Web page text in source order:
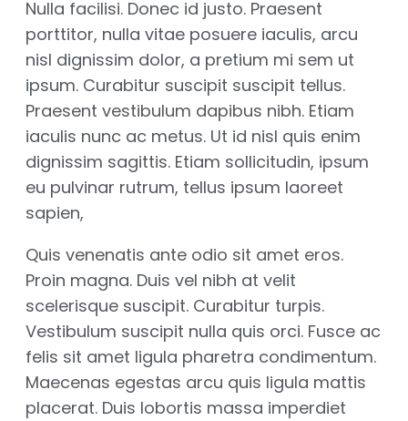
Nulla facilisi. Donec id justo. Praesent
porttitor, nulla vitae posuere iaculis, arcu
nisl dignissim dolor, a pretium mi sem ut
ipsum. Curabitur suscipit suscipit tellus.
Praesent vestibulum dapibus nibh. Etiam
iaculis nunc ac metus. Ut id nisl quis enim
dignissim sagittis. Etiam sollicitudin, ipsum
eu pulvinar rutrum, tellus ipsum laoreet
sapien,
Quis venenatis ante odio sit amet eros.
Proin magna. Duis vel nibh at velit
scelerisque suscipit. Curabitur turpis.
Vestibulum suscipit nulla quis orci. Fusce ac
felis sit amet ligula pharetra condimentum.
Maecenas egestas arcu quis ligula mattis
placerat. Duis lobortis massa imperdiet